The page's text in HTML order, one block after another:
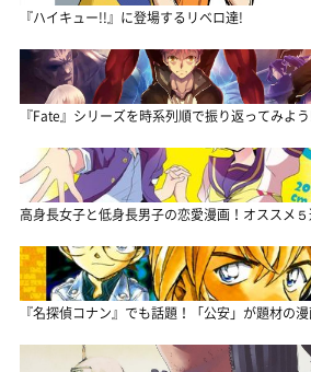
『ハイキュー!!』に登場するリベロ達!
『Fate』シリーズを時系列順で振り返ってみよ
高身長女子と低身長男子の恋愛漫画！オススメ
『名探偵コナン』でも話題！「公安」が題材の